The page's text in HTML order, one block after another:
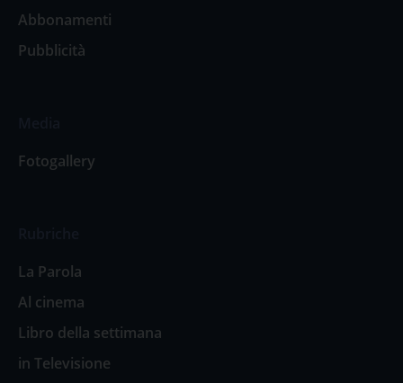
Abbonamenti
Pubblicità
Fotogallery
La Parola
Al cinema
Libro della settimana
in Televisione